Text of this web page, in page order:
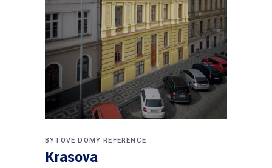
BYTOVÉ DOMY REFERENCE
Krasova